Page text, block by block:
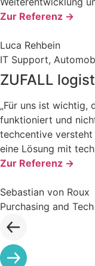
Zur Referenz ->
Luca Rehbein
IT Support,
ZUFALL
„Für uns ist wichtig,
funktioniert und
techcentive versteht
eine Lösung mit
Zur Referenz ->
Sebastian von Roux
Purchasing and